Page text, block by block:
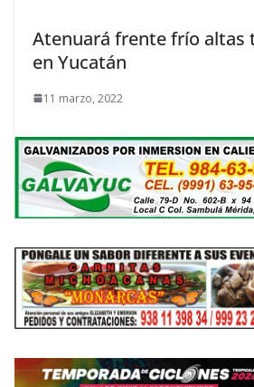
Atenuará frente frío altas
en Yucatán
11 marzo, 2022